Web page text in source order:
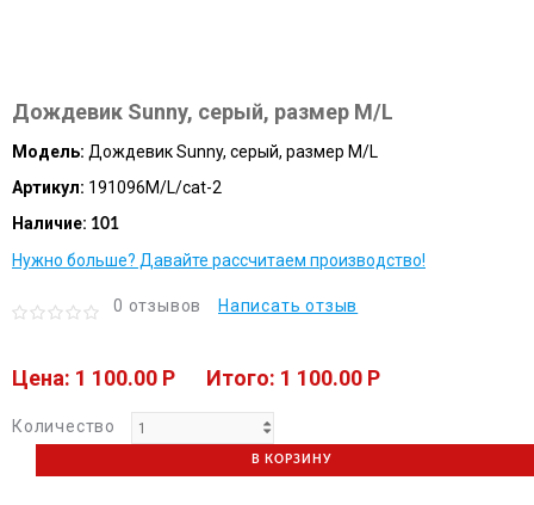
Дождевик Sunny, серый, размер M/L
Модель: Дождевик Sunny, серый, размер M/L
Артикул: 191096M/L/cat-2
Наличие: 101
Нужно больше? Давайте рассчитаем производство!
0 отзывов Написать отзыв
Цена: 1 100.00 P Итого: 1 100.00 P
Количество
В КОРЗИНУ